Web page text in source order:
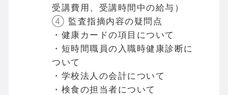
受講費用、受講時間中の給与）
④ 監査指摘内容の疑問点
・健康カードの項目について
・短時間職員の入職時健康診断に
ついて
・学校法人の会計について
・検食の担当者について